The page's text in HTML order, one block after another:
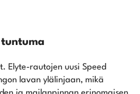
tuntuma
Elyte-rautojen uusi Speed
lavan ylälinjaan, mikä